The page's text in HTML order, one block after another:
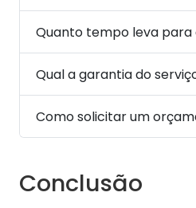
Quanto tempo leva para
Qual a garantia do
Como solicitar um
Conclusão